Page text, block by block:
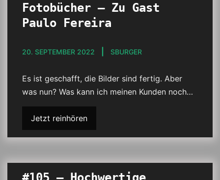
Fotobücher – Zu Gast
Paulo Fereira
20. SEPTEMBER 2022 SBURGER
Es ist geschafft, die Bilder sind fertig. Aber
was nun? Was kann ich meinen Kunden noch…
Jetzt reinhören